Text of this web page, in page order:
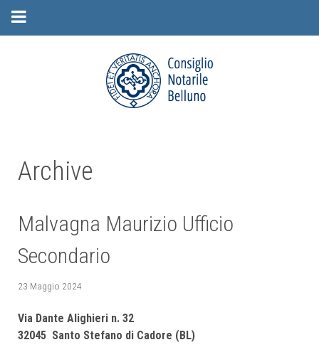
Archive
Malvagna Maurizio Ufficio
Secondario
23 Maggio 2024
Via Dante Alighieri n. 32
32045 Santo Stefano di Cadore (BL)